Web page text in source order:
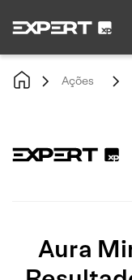
Ações
Aura